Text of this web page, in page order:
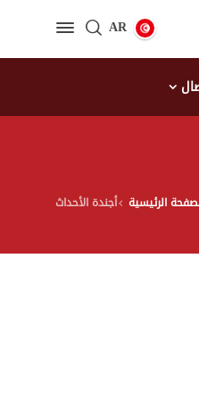
AR
الرئيسية أجندة الأحداث